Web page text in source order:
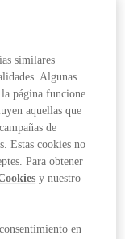
similares
Algunas
página funcione
aquellas que
de
Estas cookies no
Para obtener
y nuestro
en